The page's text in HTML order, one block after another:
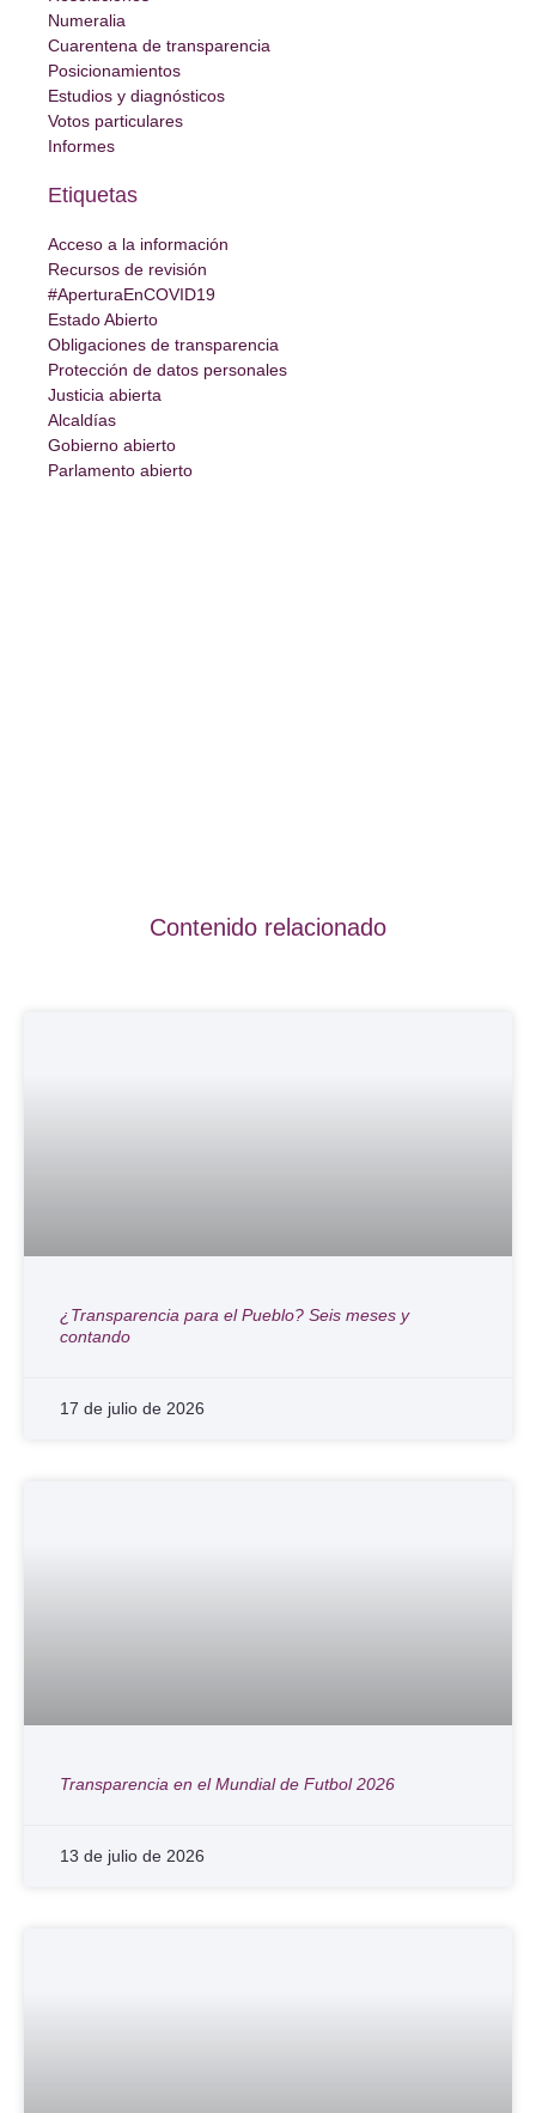
Numeralia
Cuarentena de transparencia
Posicionamientos
Estudios y diagnósticos
Votos particulares
Informes
Etiquetas
Acceso a la información
Recursos de revisión
#AperturaEnCOVID19
Estado Abierto
Obligaciones de transparencia
Protección de datos personales
Justicia abierta
Alcaldías
Gobierno abierto
Parlamento abierto
Contenido relacionado
¿Transparencia para el Pueblo? Seis meses y
contando
17 de julio de 2026
Transparencia en el Mundial de Futbol 2026
13 de julio de 2026